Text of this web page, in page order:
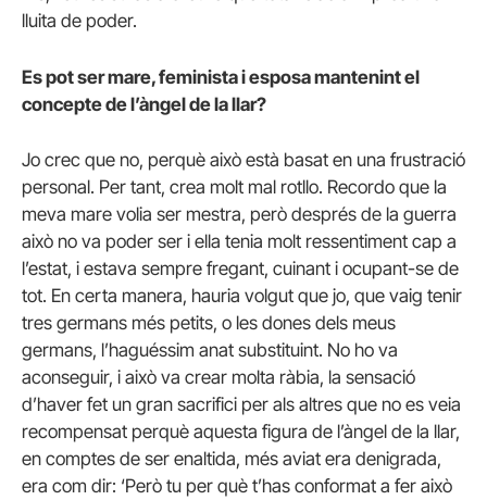
lluita de poder.
Es pot ser mare, feminista i esposa mantenint el
concepte de l’àngel de la llar?
Jo crec que no, perquè això està basat en una frustració
personal. Per tant, crea molt mal rotllo. Recordo que la
meva mare volia ser mestra, però després de la guerra
això no va poder ser i ella tenia molt ressentiment cap a
l’estat, i estava sempre fregant, cuinant i ocupant-se de
tot. En certa manera, hauria volgut que jo, que vaig tenir
tres germans més petits, o les dones dels meus
germans, l’haguéssim anat substituint. No ho va
aconseguir, i això va crear molta ràbia, la sensació
d’haver fet un gran sacrifici per als altres que no es veia
recompensat perquè aquesta figura de l’àngel de la llar,
en comptes de ser enaltida, més aviat era denigrada,
era com dir: ‘Però tu per què t’has conformat a fer això